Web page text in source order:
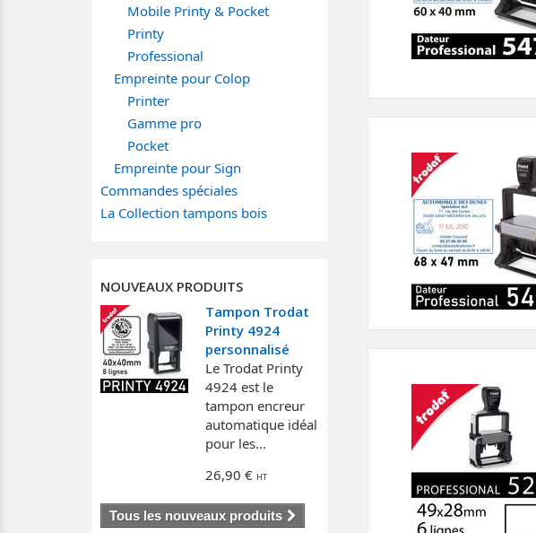
Mobile Printy & Pocket
Printy
Professional
Empreinte pour Colop
Printer
Gamme pro
Pocket
Empreinte pour Sign
Commandes spéciales
La Collection tampons bois
NOUVEAUX PRODUITS
Tampon Trodat
Printy 4924
personnalisé
Le Trodat Printy
4924 est le
tampon encreur
automatique idéal
pour les...
26,90 €
Tous les nouveaux produits